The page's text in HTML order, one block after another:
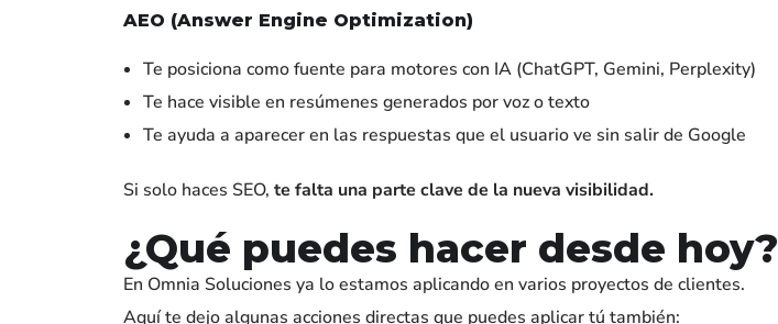
AEO (Answer Engine Optimization)
Te posiciona como fuente para motores con IA (ChatGPT, Gemini, Perplexity)
Te hace visible en resúmenes generados por voz o texto
Te ayuda a aparecer en las respuestas que el usuario ve sin salir de Google
Si solo haces SEO, te falta una parte clave de la nueva visibilidad.
¿Qué puedes hacer desde hoy?
En Omnia Soluciones ya lo estamos aplicando en varios proyectos de clientes.
Aquí te dejo algunas acciones directas que puedes aplicar tú también: